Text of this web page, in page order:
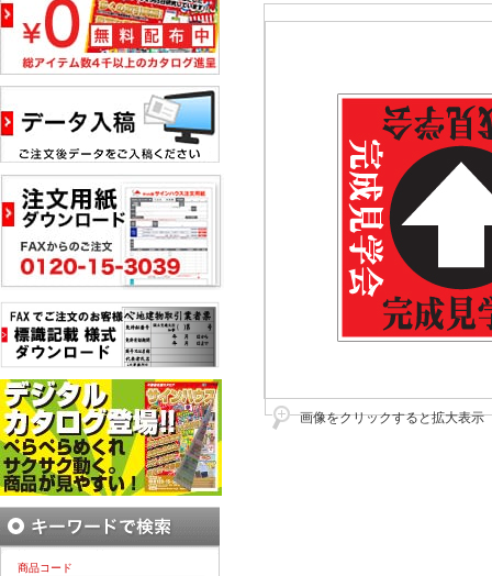
画像をクリックすると拡大表示
商品コード